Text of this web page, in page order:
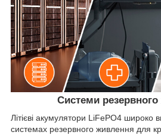
Системи
Літієві акумулятори LiFePO4 широко
системах резервного живлення для